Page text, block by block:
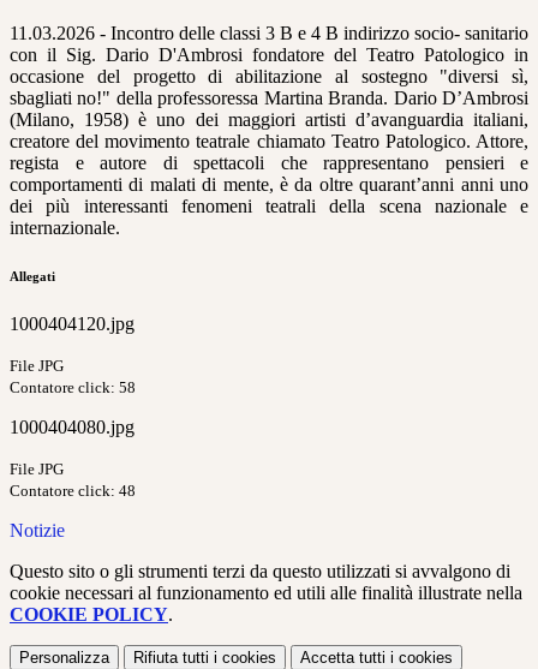
11.03.2026 - Incontro delle classi 3 B e 4 B indirizzo socio- sanitario
con il Sig. Dario D'Ambrosi fondatore del Teatro Patologico in
occasione del progetto di abilitazione al sostegno "diversi sì,
sbagliati no!" della professoressa Martina Branda. Dario D’Ambrosi
(Milano, 1958) è uno dei maggiori artisti d’avanguardia italiani,
creatore del movimento teatrale chiamato Teatro Patologico. Attore,
regista e autore di spettacoli che rappresentano pensieri e
comportamenti di malati di mente, è da oltre quarant’anni anni uno
dei più interessanti fenomeni teatrali della scena nazionale e
internazionale.
Allegati
1000404120.jpg
File JPG
Contatore click: 58
1000404080.jpg
File JPG
Contatore click: 48
Notizie
Questo sito o gli strumenti terzi da questo utilizzati si avvalgono di
cookie necessari al funzionamento ed utili alle finalità illustrate nella
COOKIE POLICY.
Personalizza Rifiuta tutti i cookies Accetta tutti i cookies